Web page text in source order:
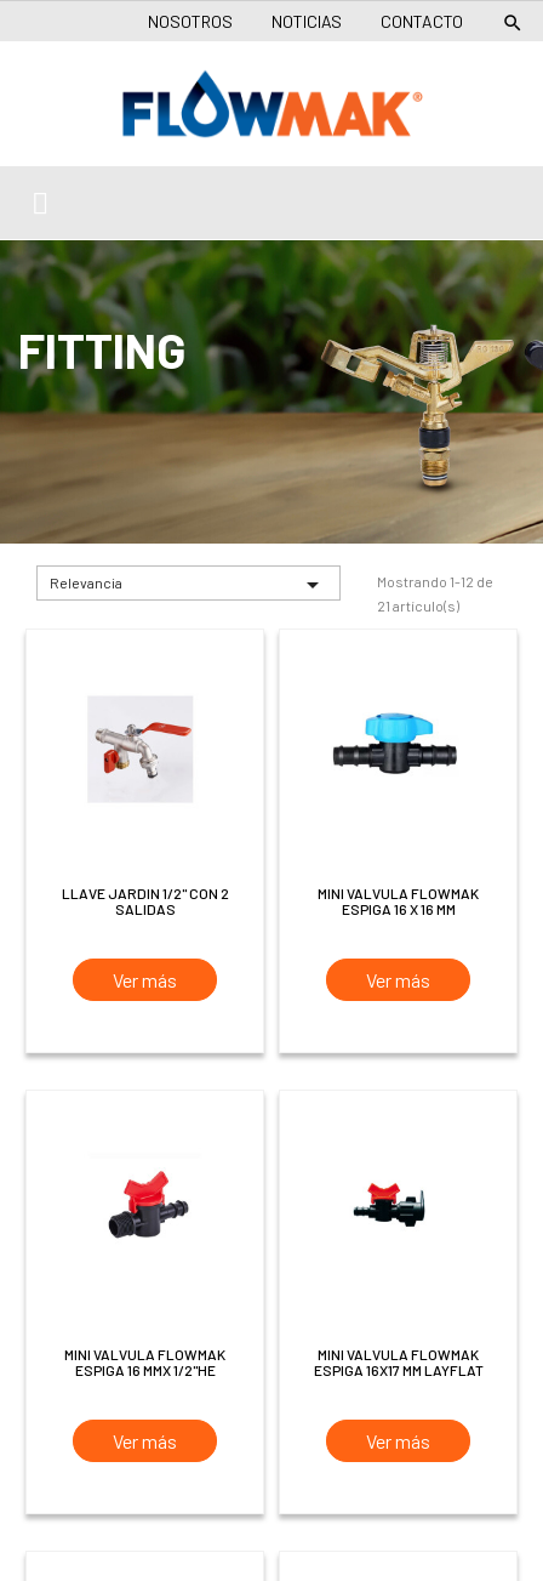
NOSOTROS NOTICIAS CONTACTO 
FITTING
Relevancia 
Mostrando 1-12 de
21 artículo(s)
LLAVE JARDIN 1/2" CON 2
SALIDAS
Ver más
MINI VALVULA FLOWMAK
ESPIGA 16 X 16 MM
Ver más
MINI VALVULA FLOWMAK
ESPIGA 16 MMX 1/2"HE
Ver más
MINI VALVULA FLOWMAK
ESPIGA 16X17 MM LAYFLAT
Ver más